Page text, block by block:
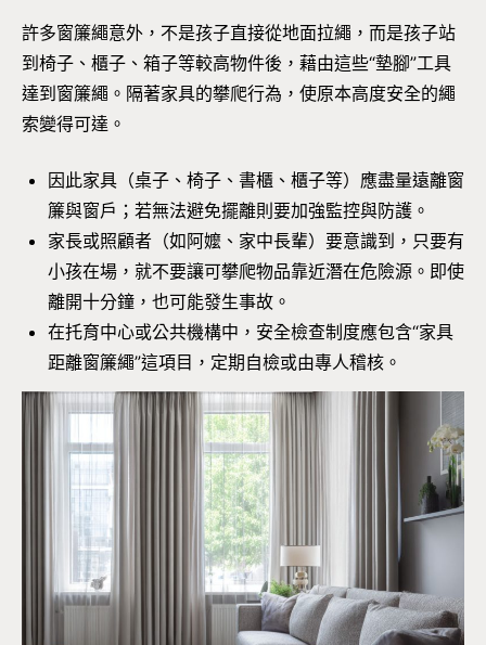
許多窗簾繩意外，不是孩子直接從地面拉繩，而是孩子站
到椅子、櫃子、箱子等較高物件後，藉由這些“墊腳”工具
達到窗簾繩。隔著家具的攀爬行為，使原本高度安全的繩
索變得可達。
因此家具（桌子、椅子、書櫃、櫃子等）應盡量遠離窗
簾與窗戶；若無法避免擺離則要加強監控與防護。
家長或照顧者（如阿嬤、家中長輩）要意識到，只要有
小孩在場，就不要讓可攀爬物品靠近潛在危險源。即使
離開十分鐘，也可能發生事故。
在托育中心或公共機構中，安全檢查制度應包含“家具
距離窗簾繩”這項目，定期自檢或由專人稽核。